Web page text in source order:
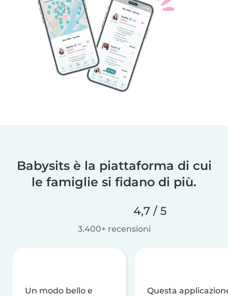
Babysits è la piattaforma di cui
le famiglie si fidano di più.
4,7 / 5
3.400+ recensioni
Un modo bello e
Questa